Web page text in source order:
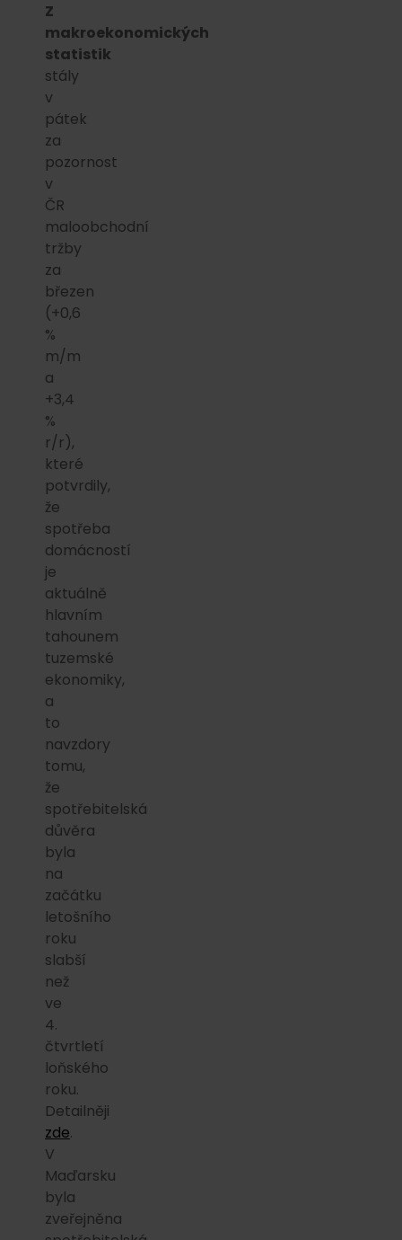
Z
makroekonomických
statistik
stály
v
pátek
za
pozornost
v
ČR
maloobchodní
tržby
za
březen
(+0,6
%
m/m
a
+3,4
%
r/r),
které
potvrdily,
že
spotřeba
domácností
je
aktuálně
hlavním
tahounem
tuzemské
ekonomiky,
a
to
navzdory
tomu,
že
spotřebitelská
důvěra
byla
na
začátku
letošního
roku
slabší
než
ve
4.
čtvrtletí
loňského
roku.
Detailněji
zde.
V
Maďarsku
byla
zveřejněna